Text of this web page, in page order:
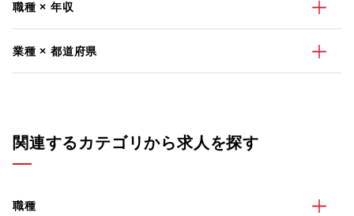
職種 × 年収
業種 × 都道府県
関連するカテゴリから求人を探す
職種